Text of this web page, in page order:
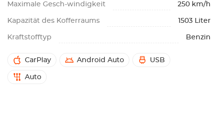
Maximale Gesch-windigkeit 250 km/h
Kapazität des Kofferraums 1503 Liter
Kraftstofftyp Benzin
CarPlay Android Auto USB
Auto